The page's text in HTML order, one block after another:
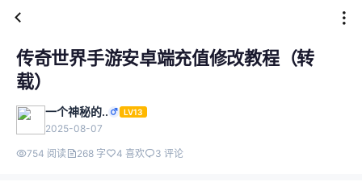
传奇世界手游安卓端充值修改教程（转
载）
一个神秘的.. LV13
2025-08-07
754 阅读 268 字 4 喜欢 3 评论